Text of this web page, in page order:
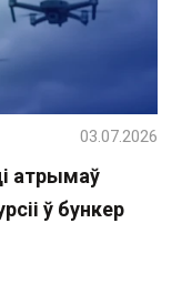
атрымаў
ў бункер
03.07.2026